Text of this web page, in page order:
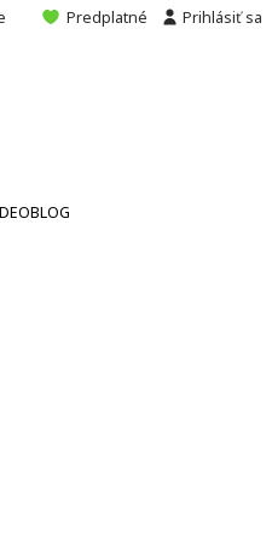
Predplatné Prihlásiť sa
BLOG